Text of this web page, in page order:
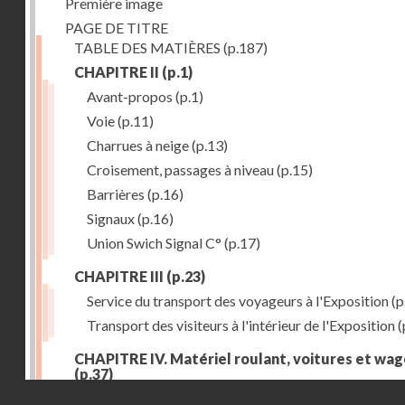
PAGE DE TITRE
TABLE DES MATIÈRES (p.187)
CHAPITRE II (p.1)
Avant-propos (p.1)
Voie(p.11)
Charrues à neige(p.13)
Croisement, passages à niveau(p.15)
Barrières (p.16)
Signaux(p.16)
Union Swich Signal C° (p.17)
CHAPITRE III (p.23)
Service du transport des voyageurs à l'Exposition
Transport des visiteurs à l'intérieur de l'Exposition
CHAPITRE IV. Matériel roulant, voitures et
(p.37)